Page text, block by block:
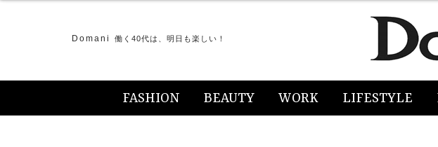
Domani 働く40代は、明日も楽しい！
FASHION BEAUTY WORK LIFESTYLE